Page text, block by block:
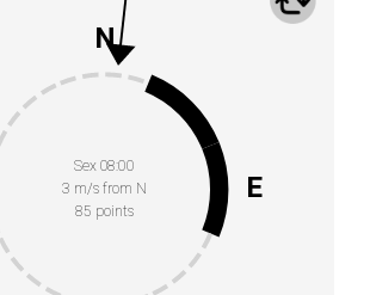
Sex 08:00
3 m/s from N
85 points
N
E